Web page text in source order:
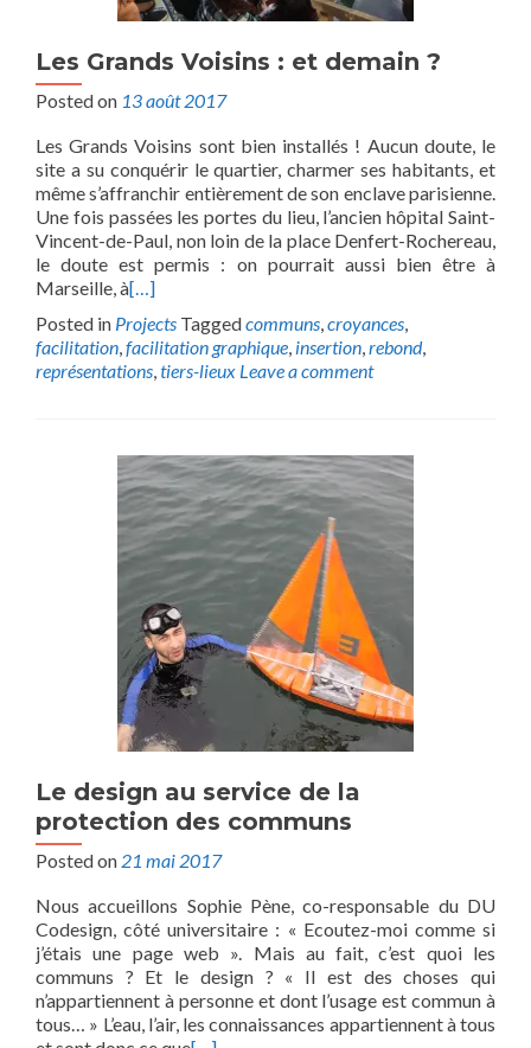
Les Grands Voisins : et demain ?
Posted on 13 août 2017
Les Grands Voisins sont bien installés ! Aucun doute, le
site a su conquérir le quartier, charmer ses habitants, et
même s’affranchir entièrement de son enclave parisienne.
Une fois passées les portes du lieu, l’ancien hôpital Saint-
Vincent-de-Paul, non loin de la place Denfert-Rochereau,
le doute est permis : on pourrait aussi bien être à
Marseille, à[…]
Posted in Projects Taggedcommuns,croyances,
facilitation,facilitation graphique, insertion,rebond,
représentations,tiers-lieux Leave a comment
Le design au service de la
protection des communs
Posted on 21 mai 2017
Nous accueillons Sophie Pène, co-responsable du DU
Codesign, côté universitaire : « Ecoutez-moi comme si
j’étais une page web ». Mais au fait, c’est quoi les
communs ? Et le design ? « Il est des choses qui
n’appartiennent à personne et dont l’usage est commun à
tous… » L’eau, l’air, les connaissances appartiennent à tous